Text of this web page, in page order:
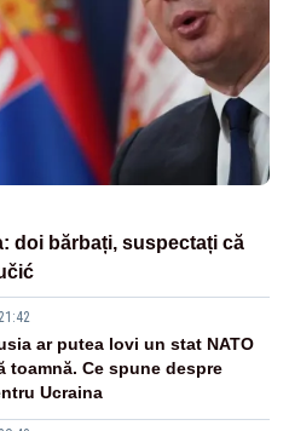
doi bărbați, suspectați că
ar putea lovi un stat NATO
toamnă. Ce spune despre
Ucraina